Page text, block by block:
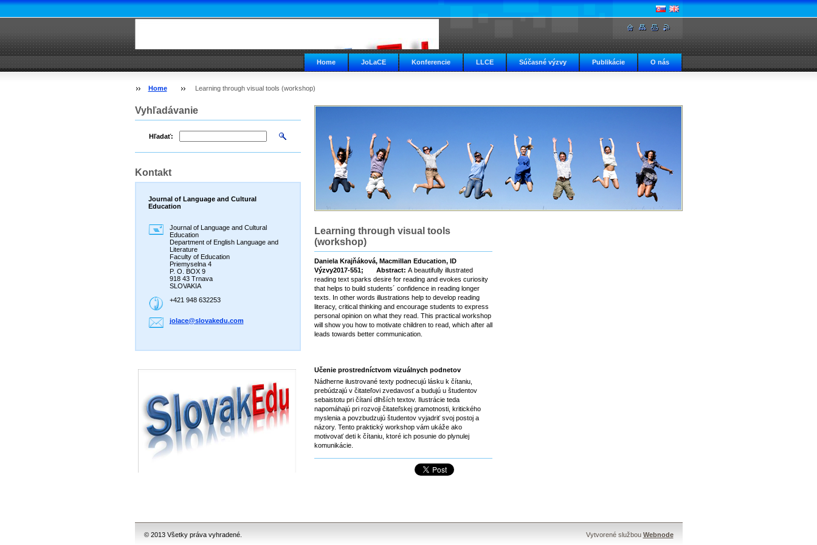
Home JoLaCE Konferencie LLCE Súčasné výzvy Publikácie O nás
Home Learning through visual tools (workshop)
Learning through visual tools
(workshop)
Daniela Krajňáková, Macmillan Education, ID
Výzvy2017-551; Abstract: A beautifully illustrated
reading text sparks desire for reading and evokes curiosity
that helps to build students´ confidence in reading longer
texts. In other words illustrations help to develop reading
literacy, critical thinking and encourage students to express
personal opinion on what they read. This practical workshop
will show you how to motivate children to read, which after all
leads towards better communication.
Učenie prostredníctvom vizuálnych podnetov
Nádherne ilustrované texty podnecujú lásku k čítaniu,
prebúdzajú v čitateľovi zvedavosť a budujú u študentov
sebaistotu pri čítaní dlhších textov. Ilustrácie teda
napomáhajú pri rozvoji čitateľskej gramotnosti, kritického
myslenia a povzbudzujú študentov vyjadriť svoj postoj a
názory. Tento praktický workshop vám ukáže ako
motivovať deti k čítaniu, ktoré ich posunie do plynulej
komunikácie.
Vyhľadávanie
Hľadať:
Kontakt
Journal of Language and Cultural
Education
Journal of Language and Cultural
Education
Department of English Language and
Literature
Faculty of Education
Priemyselna 4
P. O. BOX 9
918 43 Trnava
SLOVAKIA
+421 948 632253
jolace@slovakedu.com
© 2013 Všetky práva vyhradené. Vytvorené službou Webnode